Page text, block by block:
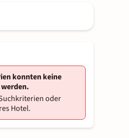
konnten keine
oder
Hotel.